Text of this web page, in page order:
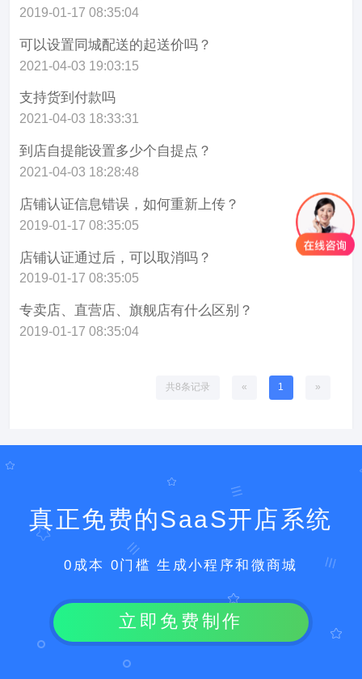
2019-01-17 08:35:04
可以设置同城配送的起送价吗？
2021-04-03 19:03:15
支持货到付款吗
2021-04-03 18:33:31
到店自提能设置多少个自提点？
2021-04-03 18:28:48
店铺认证信息错误，如何重新上传？
2019-01-17 08:35:05
店铺认证通过后，可以取消吗？
2019-01-17 08:35:05
专卖店、直营店、旗舰店有什么区别？
2019-01-17 08:35:04
共8条记录 « 1 »
真正免费的SaaS开店系统
0成本 0门槛 生成小程序和微商城
立即免费制作